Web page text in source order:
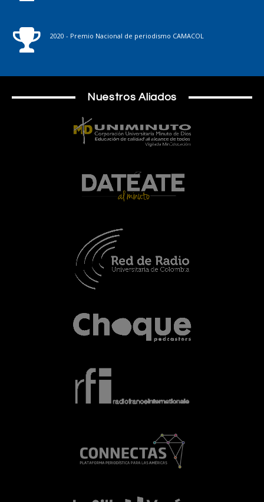
2020 - Premio Nacional de periodismo CAMACOL
Nuestros Aliados